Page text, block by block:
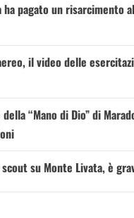
ha pagato un risarcimento
il video delle
“Mano di Dio” di
su Monte Livata, è